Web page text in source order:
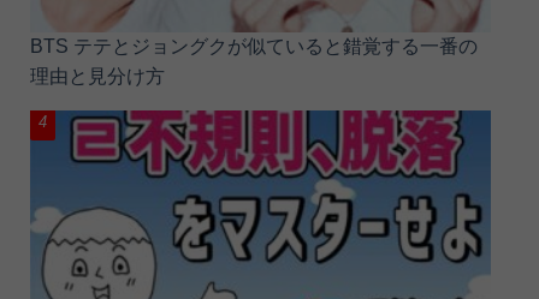
BTS テテとジョングクが似ていると錯覚する一番の
理由と見分け方